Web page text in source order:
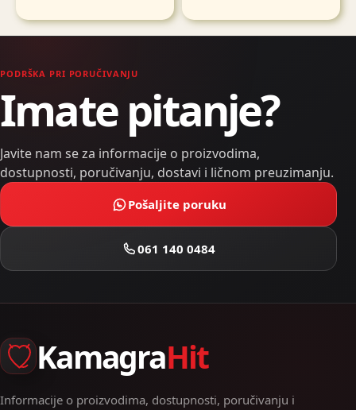
PODRŠKA PRI PORUČIVANJU
Imate pitanje?
Javite nam se za informacije o proizvodima,
dostupnosti, poručivanju, dostavi i ličnom preuzimanju.
Pošaljite poruku
061 140 0484
KamagraHit
Informacije o proizvodima, dostupnosti, poručivanju i